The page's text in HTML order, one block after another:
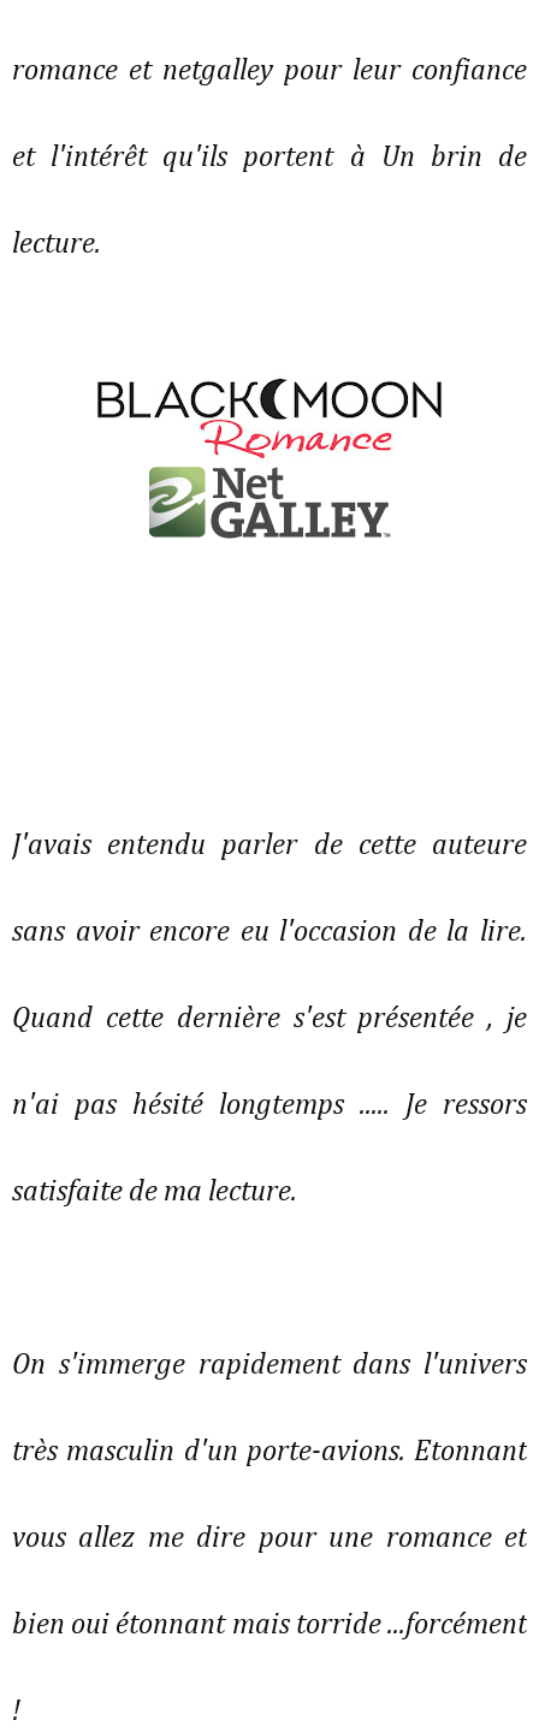
romance et netgalley pour leur confiance
et l'intérêt qu'ils portent à Un brin de
lecture.
J'avais entendu parler de cette auteure
sans avoir encore eu l'occasion de la lire.
Quand cette dernière s'est présentée , je
n'ai pas hésité longtemps ..... Je ressors
satisfaite de ma lecture.
On s'immerge rapidement dans l'univers
très masculin d'un porte-avions. Etonnant
vous allez me dire pour une romance et
bien oui étonnant mais torride ...forcément
!